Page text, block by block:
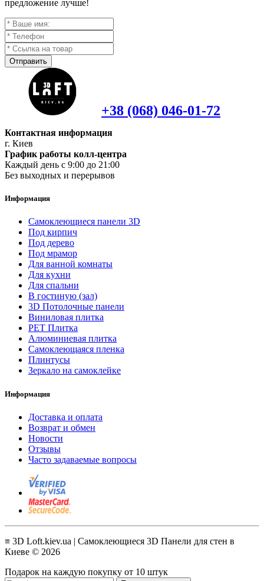
предложение лучше!
Отправить
+38 (068) 046-01-72
Контактная информация
г. Киев
График работы колл-центра
Каждый день с 9:00 до 21:00
Без выходных и перерывов
Информация
Самоклеющиеся панели 3D
Под кирпич
Под дерево
Под мрамор
Для ванной комнаты
Для кухни
Для спальни
В гостиную (зал)
3D Потолочные панели
Виниловая плитка
PET Плитка
Алюминиевая плитка
Самоклеющаяся пленка
Плинтусы
Зеркало на самоклейке
Информация
Доставка и оплата
Возврат и обмен
Новости
Отзывы
Часто задаваемые вопросы
≡ 3D Loft.kiev.ua | Самоклеющиеся 3D Панели для стен в
Киеве © 2026
Подарок на каждую покупку от 10 штук